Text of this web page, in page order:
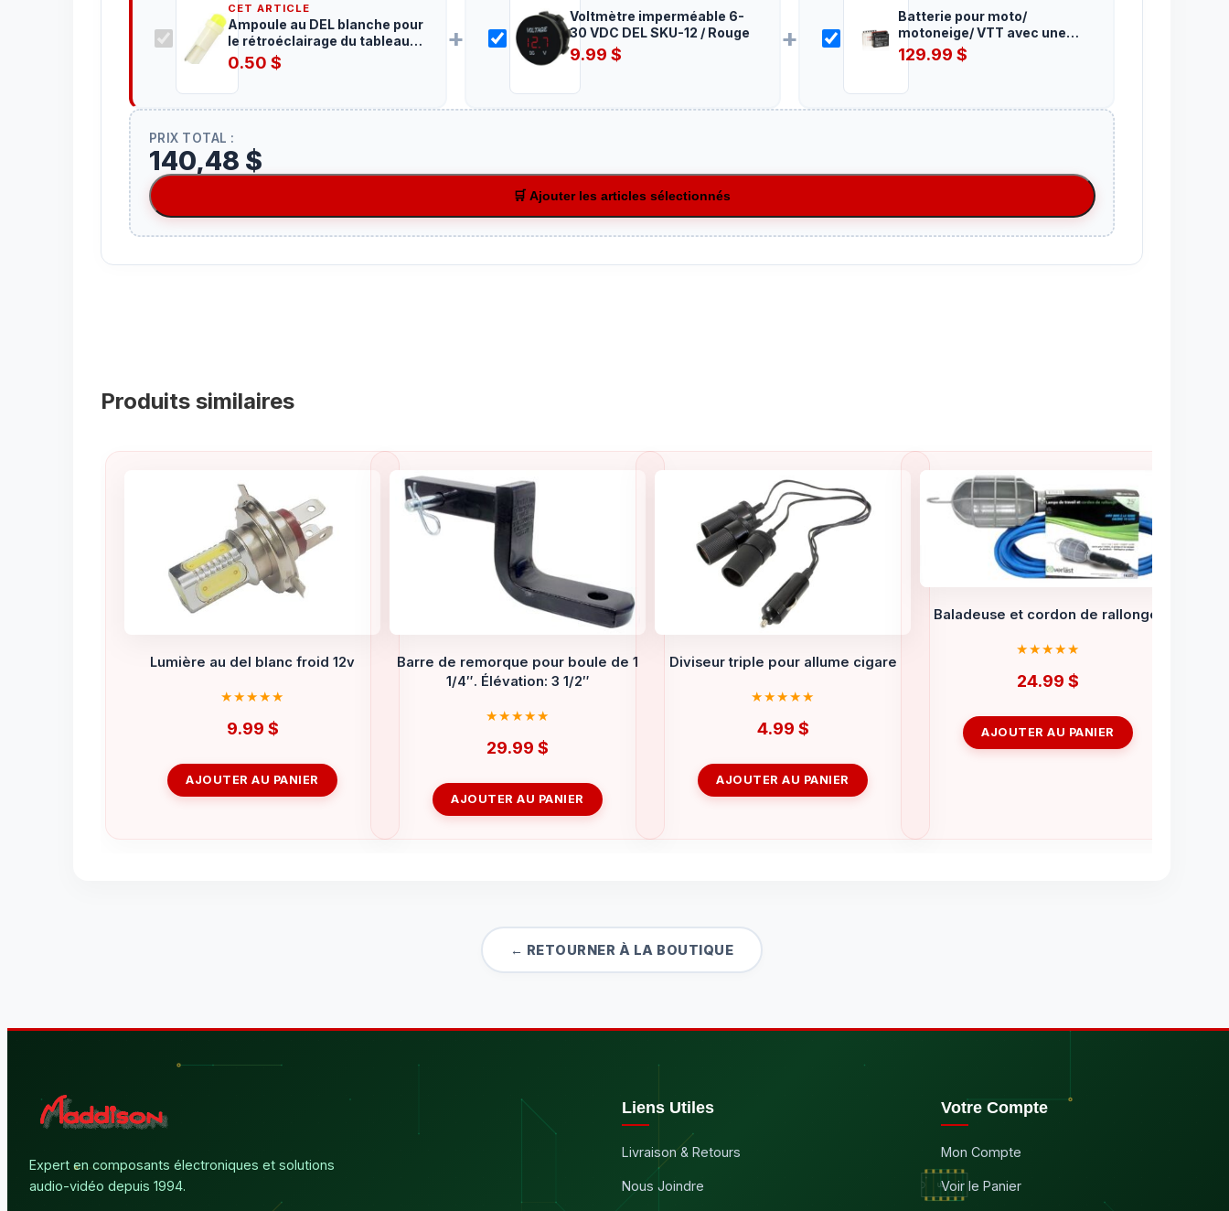
CET ARTICLE
Ampoule au DEL blanche pour
le rétroéclairage du tableau
de bord
0.50 $
+
Voltmètre imperméable 6-
30 VDC DEL SKU-12 / Rouge
9.99 $
+
Batterie pour moto/
motoneige/ VTT avec une
capacité 18 AH
129.99 $
PRIX TOTAL :
140,48 $
🛒 Ajouter les articles sélectionnés
Produits similaires
Lumière au del blanc froid 12v
9.99 $
AJOUTER AU PANIER
Barre de remorque pour boule de 1
1/4″. Élévation: 3 1/2″
29.99 $
AJOUTER AU PANIER
Diviseur triple pour allume cigare
4.99 $
AJOUTER AU PANIER
Baladeuse et cordon de rallonge.
24.99 $
AJOUTER AU PANIER
← RETOURNER À LA BOUTIQUE
Expert en composants électroniques et solutions
audio-vidéo depuis 1994.
Liens Utiles
Livraison & Retours
Nous Joindre
Votre Compte
Mon Compte
Voir le Panier